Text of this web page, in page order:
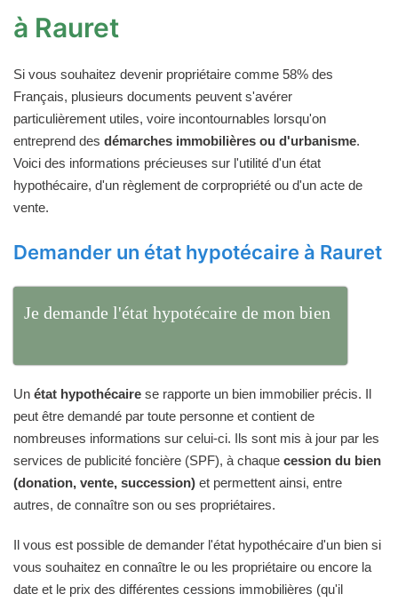
à Rauret
Si vous souhaitez devenir propriétaire comme 58% des
Français, plusieurs documents peuvent s'avérer
particulièrement utiles, voire incontournables lorsqu'on
entreprend des démarches immobilières ou d'urbanisme.
Voici des informations précieuses sur l'utilité d'un état
hypothécaire, d'un règlement de corpropriété ou d'un acte de
vente.
Demander un état hypotécaire à Rauret
Je demande l'état hypotécaire de mon bien
Un état hypothécaire se rapporte un bien immobilier précis. Il
peut être demandé par toute personne et contient de
nombreuses informations sur celui-ci. Ils sont mis à jour par les
services de publicité foncière (SPF), à chaque cession du bien
(donation, vente, succession) et permettent ainsi, entre
autres, de connaître son ou ses propriétaires.
Il vous est possible de demander l'état hypothécaire d'un bien si
vous souhaitez en connaître le ou les propriétaire ou encore la
date et le prix des différentes cessions immobilières (qu'il